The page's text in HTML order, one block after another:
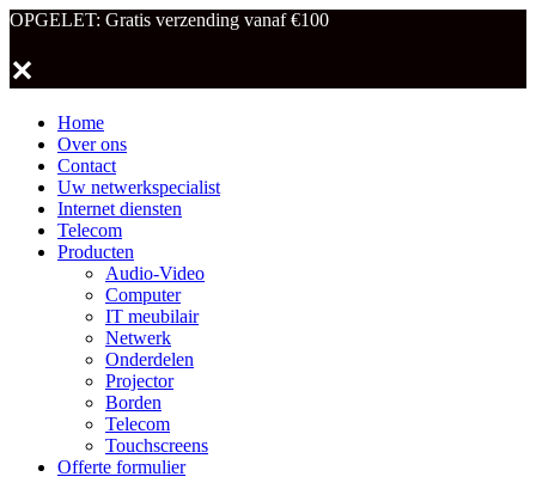
OPGELET: Gratis verzending vanaf €100
✕
Home
Over ons
Contact
Uw netwerkspecialist
Internet diensten
Telecom
Producten
Audio-Video
Computer
IT meubilair
Netwerk
Onderdelen
Projector
Borden
Telecom
Touchscreens
Offerte formulier